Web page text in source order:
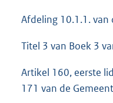
Afdeling 10.1.1. van
Titel 3 van Boek 3
Artikel 160, eerste
171 van de